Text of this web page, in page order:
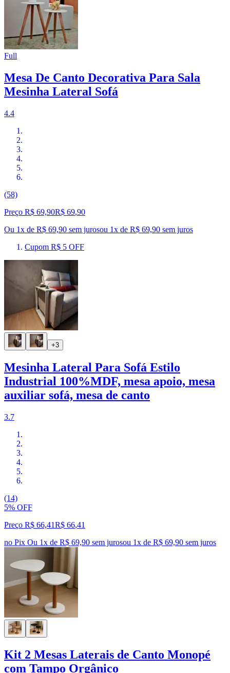
Full
Mesa De Canto Decorativa Para Sala
Mesinha Lateral Sofá
4.4
(58)
Preço R$ 69,90R$ 69,90
Ou 1x de R$ 69,90 sem jurosou 1x de R$ 69,90 sem juros
Cupom R$ 5 OFF
+3
Mesinha Lateral Para Sofá Estilo
Industrial 100%MDF, mesa apoio, mesa
auxiliar sofá, mesa de canto
3.7
(14)
5% OFF
Preço R$ 66,41R$ 66,41
no Pix Ou 1x de R$ 69,90 sem jurosou 1x de R$ 69,90 sem juros
Kit 2 Mesas Laterais de Canto Monopé
com Tampo Orgânico